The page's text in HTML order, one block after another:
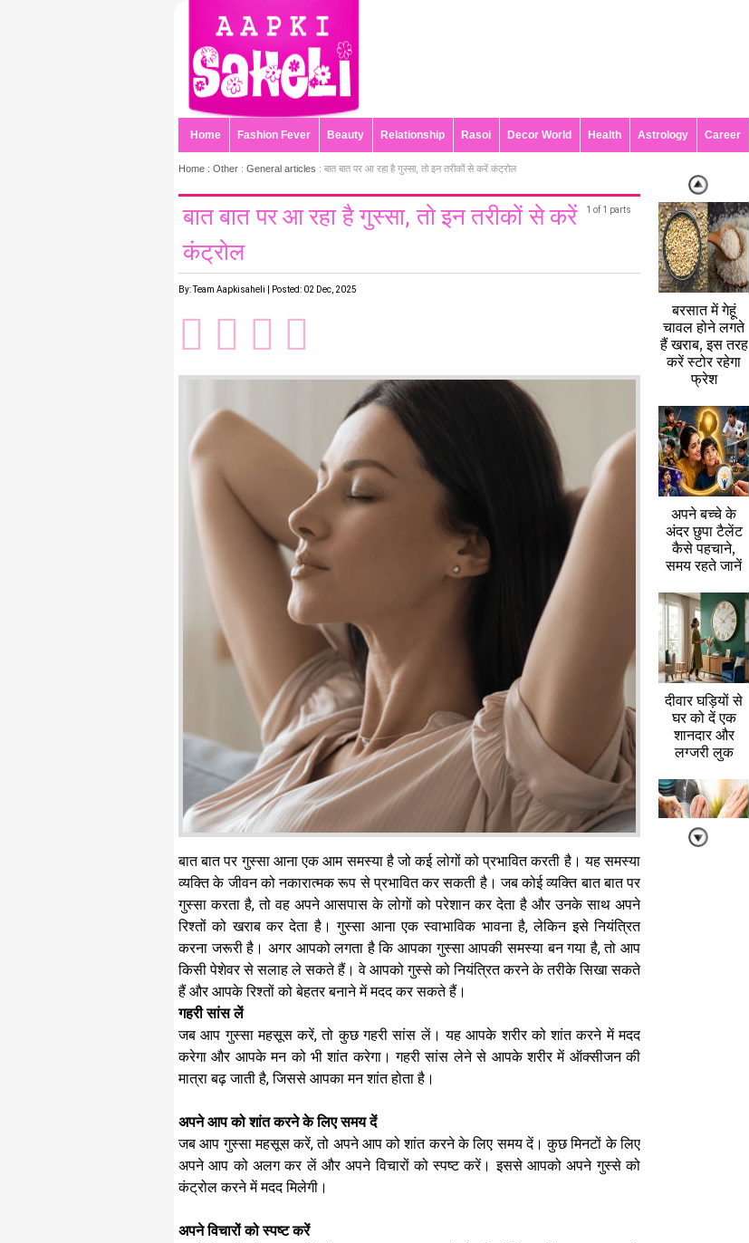
Home Fashion Fever Beauty Relationship Rasoi Decor World Health Astrology Career
Home : Other : General articles : बात बात पर आ रहा है गुस्सा, तो इन तरीकों से करें कंट्रोल
1 of 1 parts
बात बात पर आ रहा है गुस्सा, तो इन तरीकों से करें
कंट्रोल
By: Team Aapkisaheli | Posted: 02 Dec, 2025
बात बात पर गुस्सा आना एक आम समस्या है जो कई लोगों को प्रभावित करती है। यह समस्या
व्यक्ति के जीवन को नकारात्मक रूप से प्रभावित कर सकती है। जब कोई व्यक्ति बात बात पर
गुस्सा करता है, तो वह अपने आसपास के लोगों को परेशान कर देता है और उनके साथ अपने
रिश्तों को खराब कर देता है। गुस्सा आना एक स्वाभाविक भावना है, लेकिन इसे नियंत्रित
करना जरूरी है। अगर आपको लगता है कि आपका गुस्सा आपकी समस्या बन गया है, तो आप
किसी पेशेवर से सलाह ले सकते हैं। वे आपको गुस्से को नियंत्रित करने के तरीके सिखा सकते
हैं और आपके रिश्तों को बेहतर बनाने में मदद कर सकते हैं।
गहरी सांस लें
जब आप गुस्सा महसूस करें, तो कुछ गहरी सांस लें। यह आपके शरीर को शांत करने में मदद
करेगा और आपके मन को भी शांत करेगा। गहरी सांस लेने से आपके शरीर में ऑक्सीजन की
मात्रा बढ़ जाती है, जिससे आपका मन शांत होता है।
अपने आप को शांत करने के लिए समय दें
जब आप गुस्सा महसूस करें, तो अपने आप को शांत करने के लिए समय दें। कुछ मिनटों के लिए
अपने आप को अलग कर लें और अपने विचारों को स्पष्ट करें। इससे आपको अपने गुस्से को
कंट्रोल करने में मदद मिलेगी।
अपने विचारों को स्पष्ट करें
बरसात में गेहूं
चावल होने लगते
हैं खराब, इस तरह
करें स्टोर रहेगा
फ्रेश
अपने बच्चे के
अंदर छुपा टैलेंट
कैसे पहचाने,
समय रहते जानें
दीवार घड़ियों से
घर को दें एक
शानदार और
लग्जरी लुक